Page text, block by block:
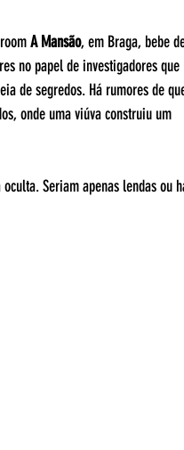
A Mansão, em Braga, bebe
no papel de investigadores que
de segredos. Há rumores de
onde uma viúva construiu um
Seriam apenas lendas ou